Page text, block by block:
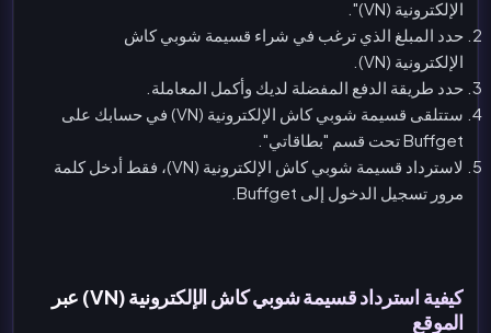
الإلكترونية (VN)".
حدد المبلغ الذي ترغب في شراء قسيمة شوبي كاش
الإلكترونية (VN).
حدد طريقة الدفع المفضلة لديك وأكمل المعاملة.
ستتلقى قسيمة شوبي كاش الإلكترونية (VN) في حسابك على
Buffget تحت قسم "بطاقاتي".
لاسترداد قسيمة شوبي كاش الإلكترونية (VN)، فقط أدخل كلمة
مرور تسجيل الدخول إلى Buffget.
كيفية استرداد قسيمة شوبي كاش الإلكترونية (VN) عبر
الموقع